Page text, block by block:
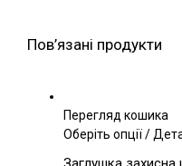
Пов’язані продукти
Перегляд кошика
Оберіть опціїЦей
/